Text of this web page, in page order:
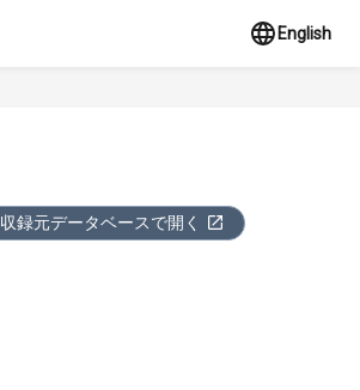
English
収録元データベースで開く